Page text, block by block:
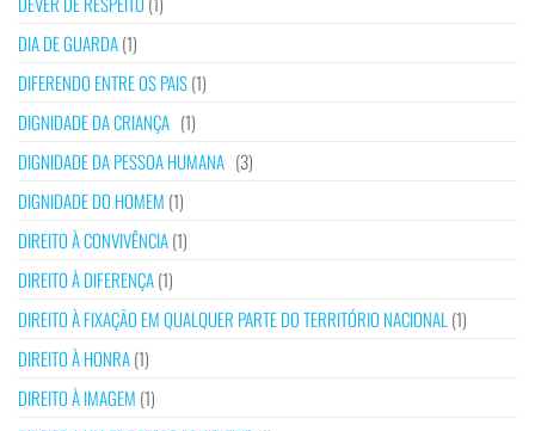
DIA DE GUARDA(1)
DIFERENDO ENTRE OS PAIS(1)
DIGNIDADE DA CRIANÇA (1)
DIGNIDADE DA PESSOA HUMANA (3)
DIGNIDADE DO HOMEM (1)
DIREITO À CONVIVÊNCIA(1)
DIREITO À DIFERENÇA(1)
DIREITO À FIXAÇÃO EM QUALQUER PARTE DO TERRITÓRIO NACIONAL (1)
DIREITO À HONRA(1)
DIREITO À IMAGEM (1)